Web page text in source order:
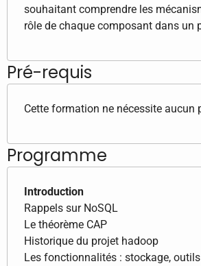
souhaitant comprendre les
rôle de chaque composant dans un
Pré-requis
Cette formation ne nécessite aucun
Programme
Introduction
Rappels sur NoSQL
Le théorème CAP
Historique du projet hadoop
Les fonctionnalités : stockage, outils